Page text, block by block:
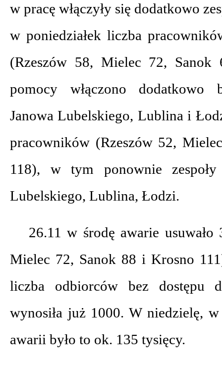
w pracę włączyły się dodatkowo
w poniedziałek liczba
(Rzeszów 58, Mielec 72,
pomocy włączono dodatkowo
Janowa Lubelskiego, Lublina i
pracowników (Rzeszów 52,
118), w tym ponownie zespoły
Lubelskiego, Lublina, Łodzi.
26.11 w środę awarie
Mielec 72, Sanok 88 i Krosno
liczba odbiorców bez dostępu
wynosiła już 1000. W niedzielę,
awarii było to ok. 135 tysięcy.